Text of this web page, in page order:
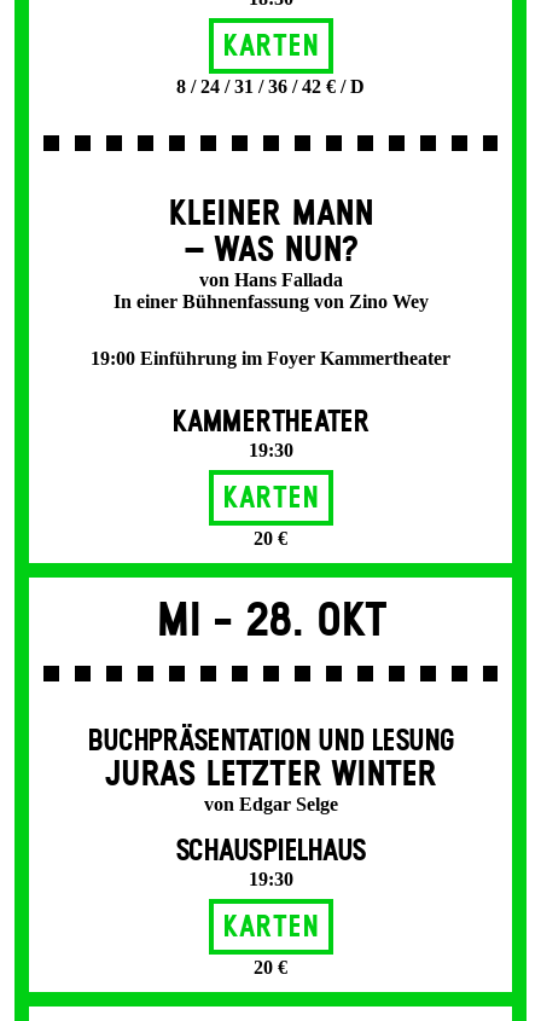
Karten
8 / 24 / 31 / 36 / 42 € / D
KLEINER MANN
– WAS NUN?
von Hans Fallada
In einer Bühnenfassung von Zino Wey
19:00 Einführung im Foyer Kammertheater
KAMMERTHEATER
19:30
Karten
20 €
Mi - 28. Okt
BUCHPRÄSENTATION UND LESUNG
JURAS LETZTER WINTER
von Edgar Selge
SCHAUSPIELHAUS
19:30
Karten
20 €